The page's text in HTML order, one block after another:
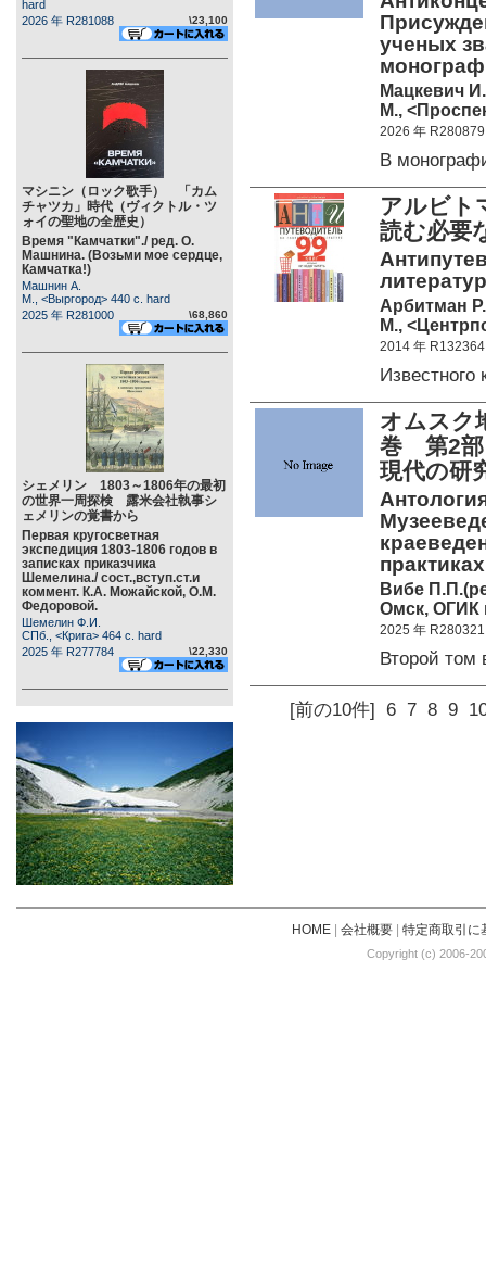
hard
2026 年 R281088
\23,100
マシニン（ロック歌手） 「カム
チャツカ」時代（ヴィクトル・ツ
ォイの聖地の全歴史）
Время "Камчатки"./ ред. О.
Машнина. (Возьми мое сердце,
Камчатка!)
Машнин А.
М., <Выргород> 440 c. hard
2025 年 R281000
\68,860
シェメリン 1803～1806年の最初
の世界一周探検 露米会社執事シ
ェメリンの覚書から
Первая кругосветная
экспедиция 1803-1806 годов в
записках приказчика
Шемелина./ сост.,вступ.ст.и
коммент. К.А. Можайской, О.М.
Федоровой.
Шемелин Ф.И.
СПб., <Крига> 464 c. hard
2025 年 R277784
\22,330
ученых
Мацкевич
М.,
2026 年 R280879
В
アルビ
読む必要
Арбитман
М.,
2014 年 R132364
Известного
オムスク
巻 第2部
現代の
Вибе
Омск, ОГИК
2025 年 R280321
Второй том
[前の10件] 6 7 8 9
HOME| 会社概要| 特定商取引に
Copyright (c) 2006-